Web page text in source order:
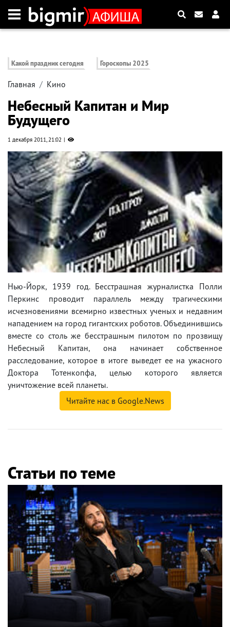
Какой праздник сегодня Гороскопы 2025
Главная Кино
Небесный Капитан и Мир
Будущего
1 декабря 2011, 21:02
Нью-Йорк, 1939 год. Бесстрашная журналистка Полли
Перкинс проводит параллель между трагическими
исчезновениями всемирно известных ученых и недавним
нападением на город гигантских роботов. Объединившись
вместе со столь же бесстрашным пилотом по прозвищу
Небесный Капитан, она начинает собственное
расследование, которое в итоге выведет ее на ужасного
Доктора Тотенкопфа, целью которого является
уничтожение всей планеты.
Читайте нас в Google.News
Статьи по теме